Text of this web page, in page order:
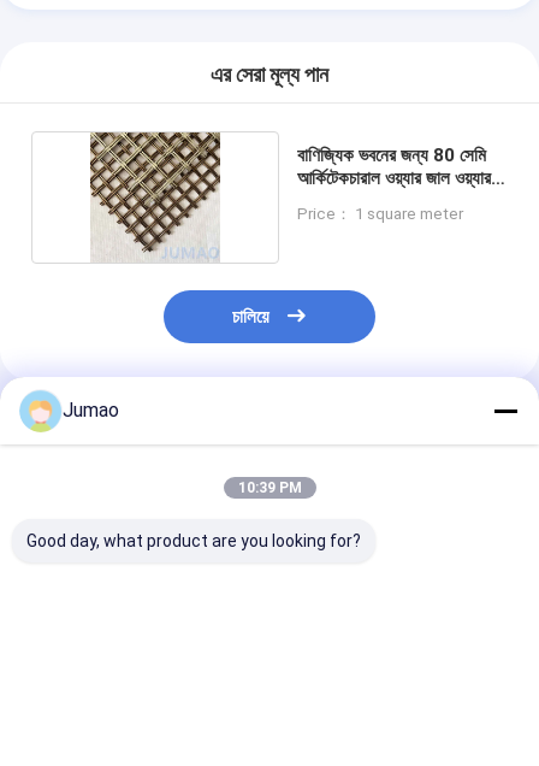
এর সেরা মূল্য পান
বাণিজ্যিক ভবনের জন্য 80 সেমি
আর্কিটেকচারাল ওয়্যার জাল ওয়্যার
Price： 1 square meter
চালিয়ে
প্রস্তাবিত পণ্য
Jumao
10:39 PM
Good day, what product are you looking for?